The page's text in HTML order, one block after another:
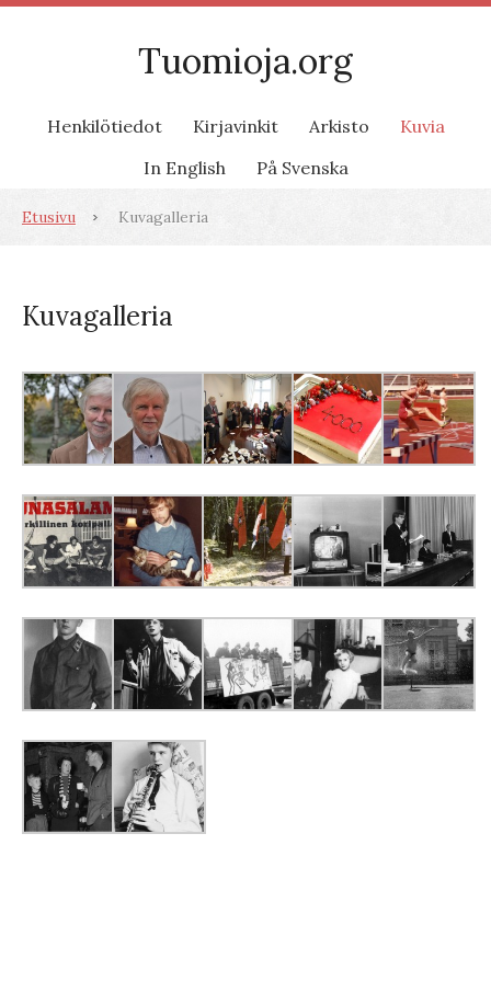
Tuomioja.org
Henkilötiedot Kirjavinkit Arkisto
Kuvia
In English
På Svenska
Etusivu Kuvagalleria
Kuvagalleria